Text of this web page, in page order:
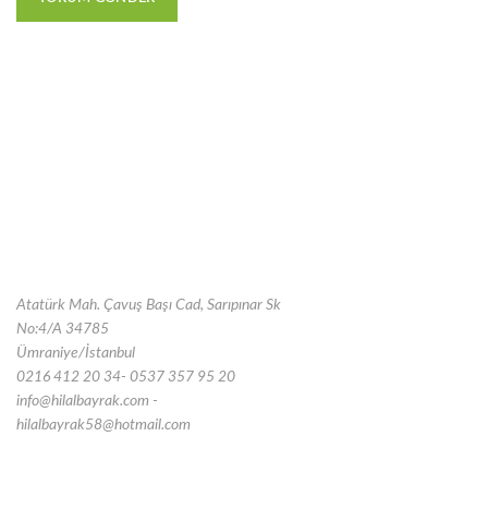
Atatürk Mah. Çavuş Başı Cad, Sarıpınar Sk
No:4/A 34785
Ümraniye/İstanbul
0216 412 20 34- 0537 357 95 20
info@hilalbayrak.com -
hilalbayrak58@hotmail.com